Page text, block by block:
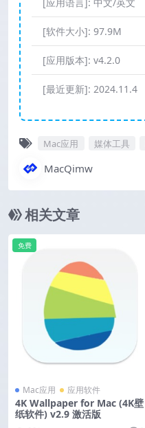
[软件大小]: 97.9M
[应用版本]: v4.2.0
[最近更新]: 2024.11.4
Mac应用 媒体工具
MacQimw
相关文章
Mac应用 应用软件
4K Wallpaper for Mac (4K壁
纸软件) v2.9 激活版
免费